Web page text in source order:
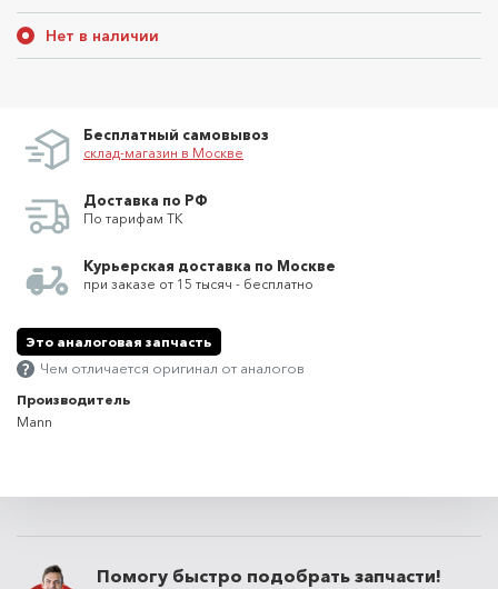
Нет в наличии
Бесплатный самовывоз
склад-магазин в Москве
Доставка по РФ
По тарифам ТК
Курьерская доставка по Москве
при заказе от 15 тысяч - бесплатно
Это аналоговая запчасть
Чем отличается оригинал от аналогов
Производитель
Mann
Помогу быстро подобрать запчасти!